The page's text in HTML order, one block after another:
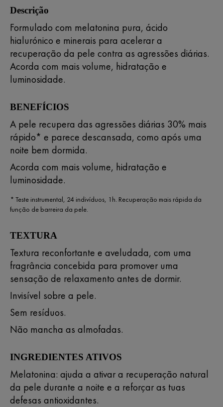
Descrição
Formulado com melatonina pura, ácido
hialurónico e minerais para acelerar a
recuperação da pele contra as agressões diárias.
Acorda com mais volume, hidratação e
luminosidade.
BENEFÍCIOS
A pele recupera das agressões diárias 30% mais
rápido* e parece descansada, como após uma
noite bem dormida.
Acorda com mais volume, hidratação e
luminosidade.
* Teste instrumental, 24 indivíduos, 1h. Recuperação mais rápida da
função de barreira da pele.
TEXTURA
Textura reconfortante e aveludada, com uma
fragrância concebida para promover uma
sensação de relaxamento antes de dormir.
Invisível sobre a pele.
Sem resíduos.
Não mancha as almofadas.
INGREDIENTES ATIVOS
Melatonina: ajuda a ativar a recuperação natural
da pele durante a noite e a reforçar as tuas
defesas antioxidantes.